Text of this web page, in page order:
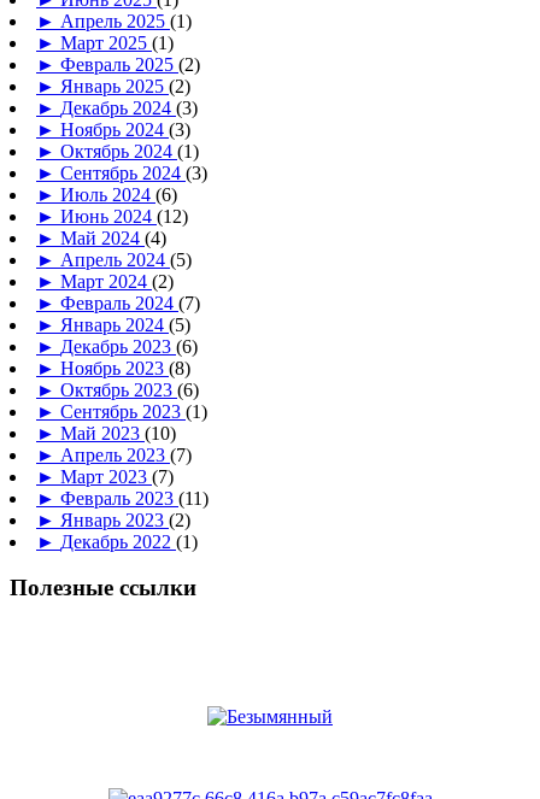
► Апрель 2025 (1)
► Март 2025 (1)
► Февраль 2025 (2)
► Январь 2025 (2)
► Декабрь 2024 (3)
► Ноябрь 2024 (3)
► Октябрь 2024 (1)
► Сентябрь 2024 (3)
► Июль 2024 (6)
► Июнь 2024 (12)
► Май 2024 (4)
► Апрель 2024 (5)
► Март 2024 (2)
► Февраль 2024 (7)
► Январь 2024 (5)
► Декабрь 2023 (6)
► Ноябрь 2023 (8)
► Октябрь 2023 (6)
► Сентябрь 2023 (1)
► Май 2023 (10)
► Апрель 2023 (7)
► Март 2023 (7)
► Февраль 2023 (11)
► Январь 2023 (2)
► Декабрь 2022 (1)
Полезные ссылки